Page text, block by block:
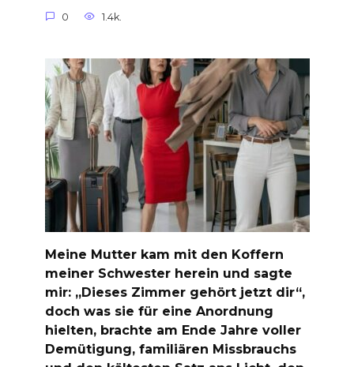
0 1.4k.
Meine Mutter kam mit den Koffern
meiner Schwester herein und sagte
mir: „Dieses Zimmer gehört jetzt dir“,
doch was sie für eine Anordnung
hielten, brachte am Ende Jahre voller
Demütigung, familiären Missbrauchs